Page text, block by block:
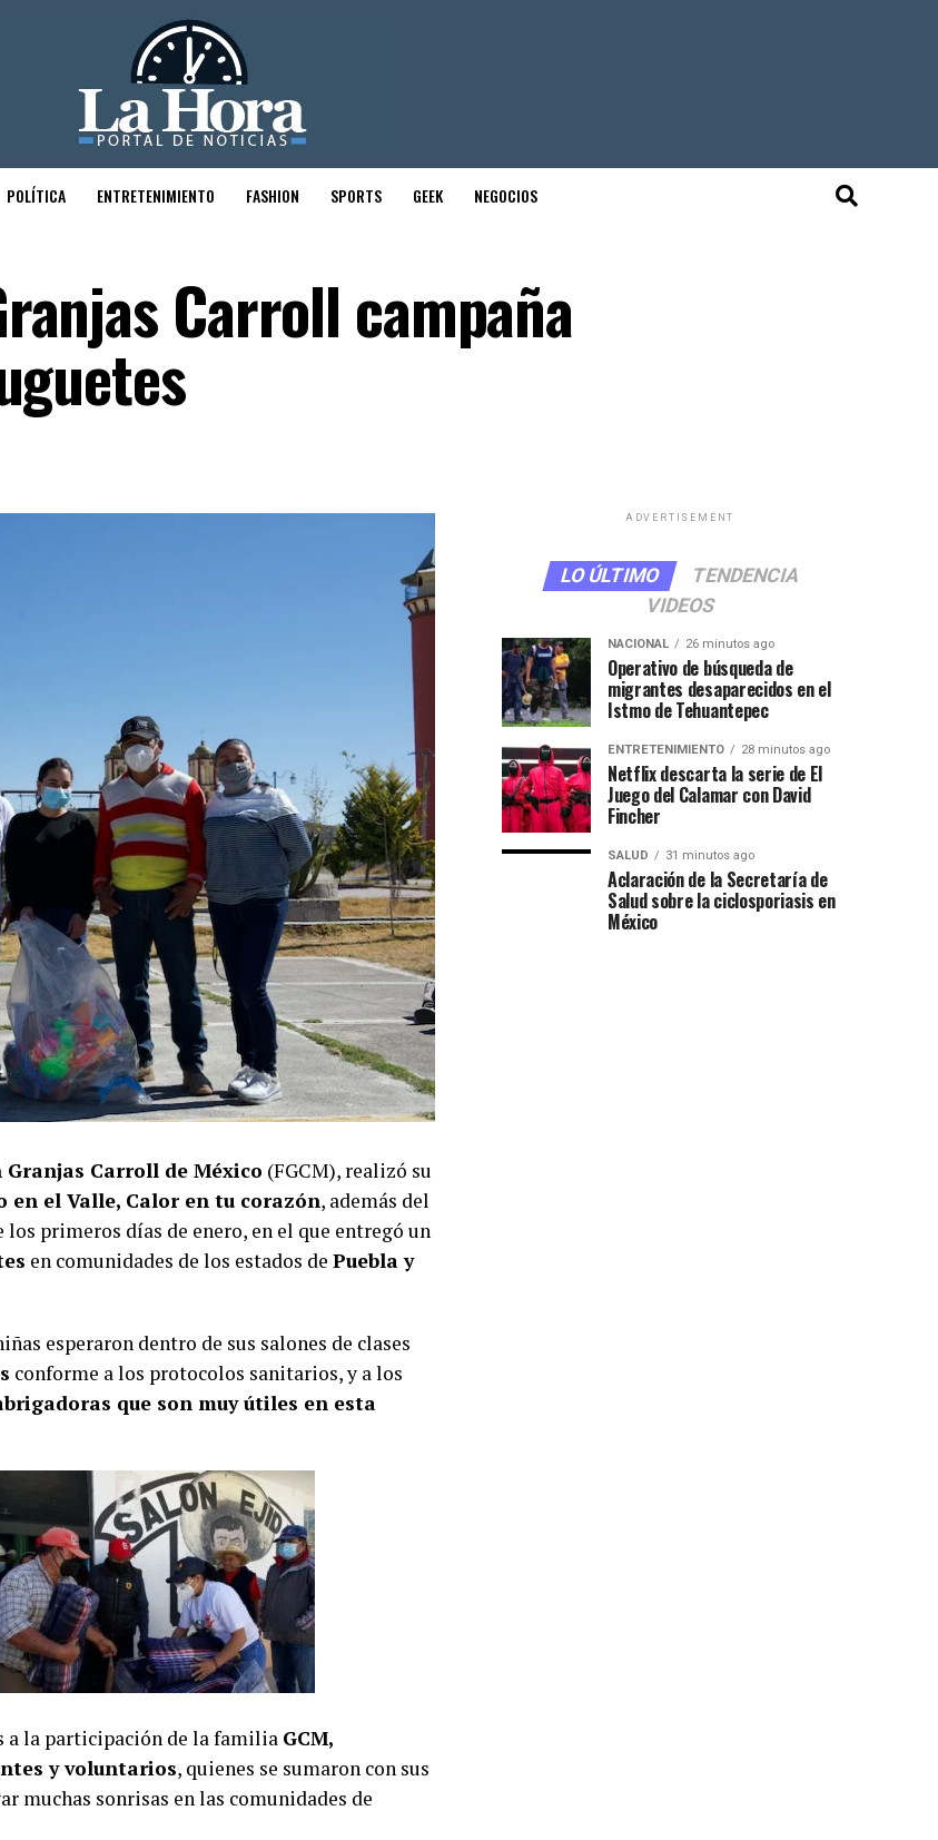
POLÍTICA ENTRETENIMIENTO FASHION SPORTS GEEK NEGOCIOS
Carroll campaña
Carroll de México (FGCM), realizó su
en el Valle, Calor en tu corazón, además del
los primeros días de enero, en el que entregó un
en comunidades de los estados de Puebla y
esperaron dentro de sus salones de clases
conforme a los protocolos sanitarios, y a los
que son muy útiles en esta
a la participación de la familia GCM,
y voluntarios, quienes se sumaron con sus
muchas sonrisas en las comunidades de
ADVERTISEMENT
LO ÚLTIMO
TENDENCIA
VIDEOS
NACIONAL 26 minutos ago
Operativo de búsqueda de
migrantes desaparecidos en el
Istmo de Tehuantepec
ENTRETENIMIENTO 28 minutos ago
Netflix descarta la serie de El
Juego del Calamar con David
Fincher
SALUD 31 minutos ago
Aclaración de la Secretaría de
Salud sobre la ciclosporiasis en
México